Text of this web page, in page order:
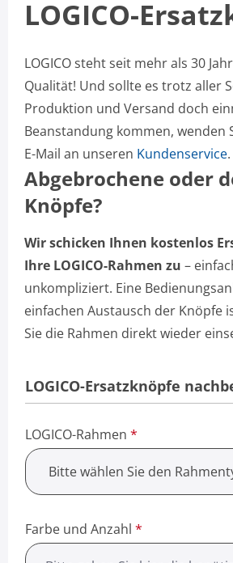
LOGICO-
LOGICO steht seit mehr als 30
Qualität! Und sollte es trotz aller
Produktion und Versand doch
Beanstandung kommen, wenden
E-Mail an unseren Kundenservice.
Abgebrochene oder
Knöpfe?
Wir schicken Ihnen kostenlos
Ihre LOGICO-Rahmen zu –
unkompliziert. Eine
einfachen Austausch der Knöpfe
Sie die Rahmen direkt wieder
LOGICO-Ersatzknöpfe
LOGICO-Rahmen *
Farbe und Anzahl *